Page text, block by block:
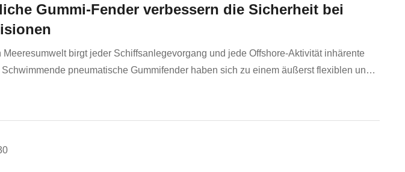
Gummi-Fender verbessern die Sicherheit bei
Meeresumwelt birgt jeder Schiffsanlegevorgang und jede Offshore-Aktivität inhärente
pneumatische Gummifender haben sich zu einem äußerst flexiblen und